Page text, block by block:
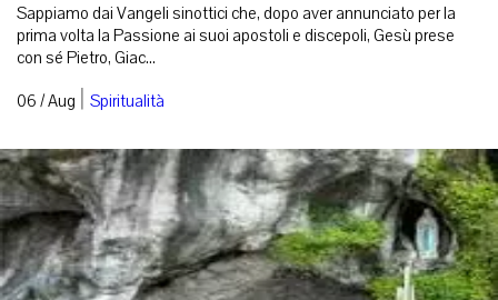
Sappiamo dai Vangeli sinottici che, dopo aver annunciato per la
prima volta la Passione ai suoi apostoli e discepoli, Gesù prese
con sé Pietro, Giac...
06 / Aug | Spiritualità